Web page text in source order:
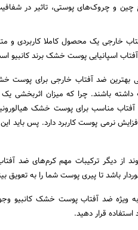
چین و چروک‌های پوستی، تاثیر در
خارجی یک محصول کاملا کاربردی و
اسپانیایی پوست خشک برند کانبیو
بهترین ضد آفتاب خارجی برای پوست
باشند. چرا که میزان اثربخشی
مناسب برای پوست خشک
نرمی پوست کاربرد دارد. پس باید این
دیگر ترکیبات مهم کرم‌های ضد
باشد تا پیری پوست شما را به تعویق
ویژه ضد آفتاب پوست خشک کانبیو
استفاده قرار دهید.